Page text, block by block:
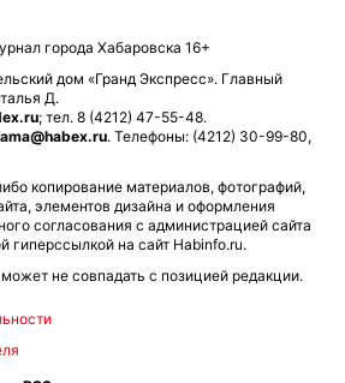
города Хабаровска 16+
дом «Гранд Экспресс». Главный
Д.
; тел. 8 (4212) 47-55-48.
. Телефоны: (4212) 30-99-80,
копирование материалов, фотографий,
элементов дизайна и оформления
согласования с администрацией сайта
гиперссылкой на сайт Habinfo.ru.
не совпадать с позицией редакции.